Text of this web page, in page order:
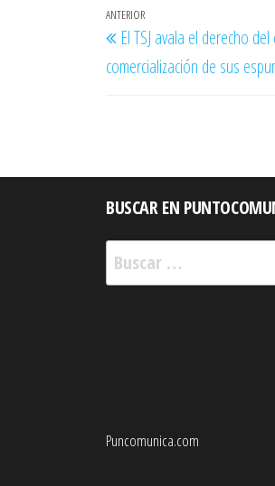
Navegación
de
entradas
Entrada
anterior
ANTERIOR
El TSJ avala el derecho
comercialización de sus
BUSCAR EN
Buscar:
Puncomunica.com